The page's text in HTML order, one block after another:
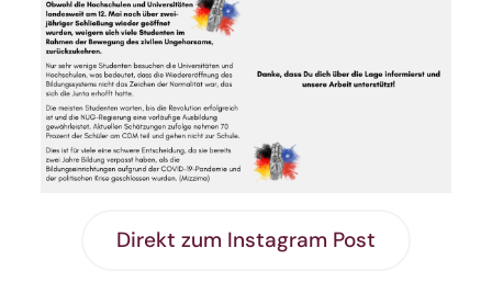
Direkt zum Instagram Post